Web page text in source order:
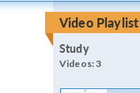
Video Playlist
Study
Videos:3